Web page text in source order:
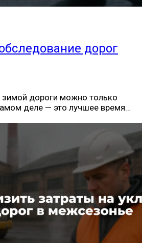
дорог
зимой дороги можно только
деле — это лучшее время…